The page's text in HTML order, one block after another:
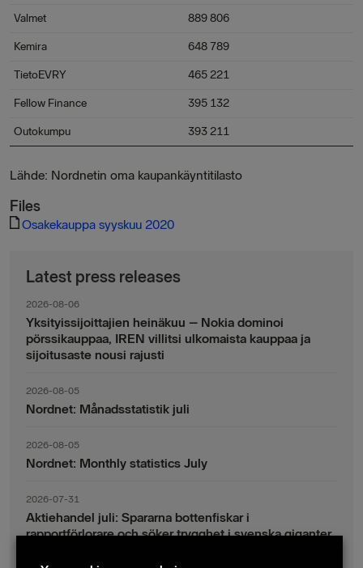
Valmet 889 806
Kemira 648 789
TietoEVRY 465 221
Fellow Finance 395 132
Outokumpu 393 211
Lähde: Nordnetin oma kaupankäyntitilasto
Files
Osakekauppa syyskuu 2020
Latest press releases
2026-08-06
Yksityissijoittajien heinäkuu – Nokia dominoi
pörssikauppaa, IREN villitsi ulkomaista kauppaa ja
sijoitusaste nousi rajusti
2026-08-05
Nordnet: Månadsstatistik juli
2026-08-05
Nordnet: Monthly statistics July
2026-07-31
Aktiehandel juli: Spararna bottenfiskar i
rapportförlorare och söker trygghet i svenska giganter